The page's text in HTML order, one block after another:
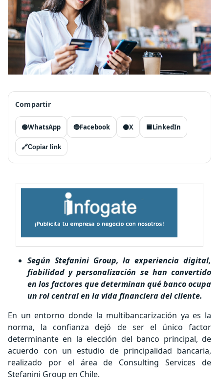
Compartir
🟢WhatsApp 🔵Facebook ⚫X 🟦LinkedIn
🔗Copiar link
Según Stefanini Group, la experiencia digital,
fiabilidad y personalización se han convertido
en los factores que determinan qué banco ocupa
un rol central en la vida financiera del cliente.
En un entorno donde la multibancarización ya es la
norma, la confianza dejó de ser el único factor
determinante en la elección del banco principal, de
acuerdo con un estudio de principalidad bancaria,
realizado por el área de Consulting Services de
Stefanini Group en Chile.